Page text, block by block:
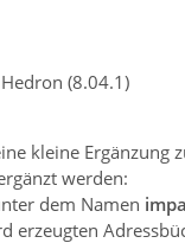
(8.04.1)
kleine Ergänzung
werden:
dem Namen
erzeugten